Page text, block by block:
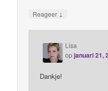
Reageer ↓
Lisa
opjanuari 21,
Dankje!